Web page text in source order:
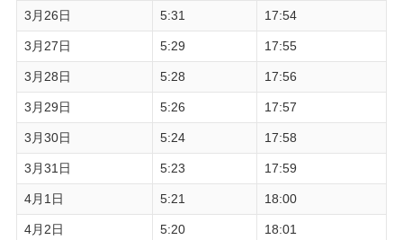
3月26日 5:31 17:54
3月27日 5:29 17:55
3月28日 5:28 17:56
3月29日 5:26 17:57
3月30日 5:24 17:58
3月31日 5:23 17:59
4月1日 5:21 18:00
4月2日 5:20 18:01